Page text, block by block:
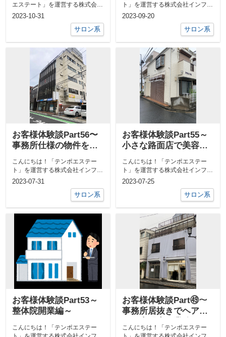
エステート」を運営する株式会社
インフィニティライフの伊礼で
2023-10-31
サロン系
ト」を運営する株式会社インフィ
ニティライフの海本です。テンポ
2023-09-20
サロン系
お客様体験談Part56〜
事務所仕様の物件をお
こんにちは！「テンポエステー
ト」を運営する株式会社インフィ
ニティライフの社本です。テンポ
2023-07-31
サロン系
お客様体験談Part55～
小さな路面店で美容室
こんにちは！「テンポエステー
ト」を運営する株式会社インフィ
ニティライフの伊礼です。テンポ
2023-07-25
サロン系
お客様体験談Part53～
整体院開業編～
こんにちは！「テンポエステー
お客様体験談Part㊾～
事務所居抜きでヘアカ
こんにちは！「テンポエステー